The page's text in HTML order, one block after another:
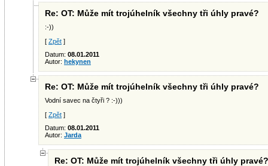
Re: OT: Může mít trojúhelník všechny tři úhly pravé?
:-))
[ Zpět ]
Datum: 08.01.2011
Autor: hekynen
Re: OT: Může mít trojúhelník všechny tři úhly pravé?
Vodní savec na čtyři ? :-)))
[ Zpět ]
Datum: 08.01.2011
Autor: Jarda
Re: OT: Může mít trojúhelník všechny tři úhly pravé?